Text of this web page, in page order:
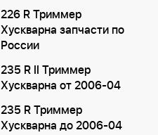
226 R Триммер
Хускварна запчасти по
России
235 R II Триммер
Хускварна от 2006-04
235 R Триммер
Хускварна до 2006-04